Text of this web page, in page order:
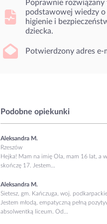
Poprawnie rozwiązany
podstawowej wiedzy
higienie i
dziecka.
Potwierdzony adres e-
Podobne opiekunki
Aleksandra M.
Rzeszów
Hejka! Mam na imię Ola, mam 16 lat, a
skończę 17. Jestem...
Aleksandra M.
Sietesz, gm. Kańczuga, woj.
Jestem młodą, empatyczną pełną
absolwentką liceum. Od...